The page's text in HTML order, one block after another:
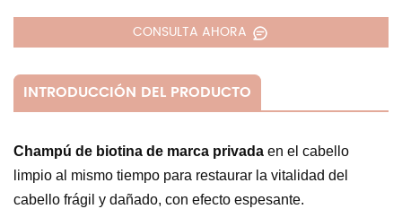
CONSULTA AHORA
INTRODUCCIÓN DEL PRODUCTO
Champú de biotina de marca privada en el cabello
limpio al mismo tiempo para restaurar la vitalidad del
cabello frágil y dañado, con efecto espesante.